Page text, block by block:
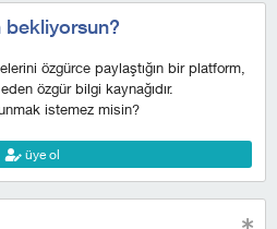
bekliyorsun?
özgürce paylaştığın bir platform,
özgür bilgi kaynağıdır.
istemez misin?
üye ol